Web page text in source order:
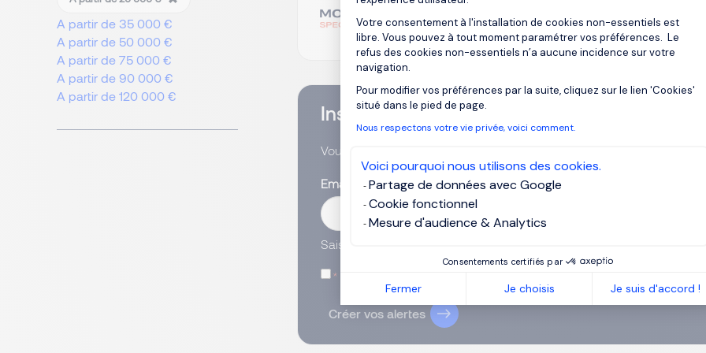
Votre consentement à l'installation de cookies non-essentiels est
libre. Vous pouvez à tout moment paramétrer vos préférences. Le
refus des cookies non-essentiels n’a aucune incidence sur votre
navigation.
Pour modifier vos préférences par la suite, cliquez sur le lien 'Cookies'
situé dans le pied de page.
Nous respectons votre vie privée, voici comment.
Voici pourquoi nous utilisons des cookies.
Partage de données avec Google
Cookie fonctionnel
Mesure d'audience & Analytics
Consentements certifiés par
Fermer Je choisis Je suis d'accord !
Axeptio consent
A partir de 35 000 €
A partir de 50 000 €
A partir de 75 000 €
A partir de 90 000 €
A partir de 120 000 €
Je
Inscrivez-vous pour recevoir des alertes
Vous recevrez des offres pour :
Email
Saisissez votre adresse email
Créer vos alertes